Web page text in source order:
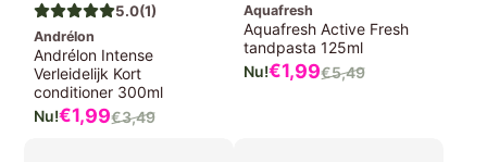
5.0(1)
Andrélon
Andrélon Intense
Verleidelijk Kort
conditioner 300ml
Verkoopprijs
€1,99
Normale
€3,49
Aquafresh
Aquafresh Active Fresh
tandpasta 125ml
Verkoopprijs
€1,99
Normale
€5,49